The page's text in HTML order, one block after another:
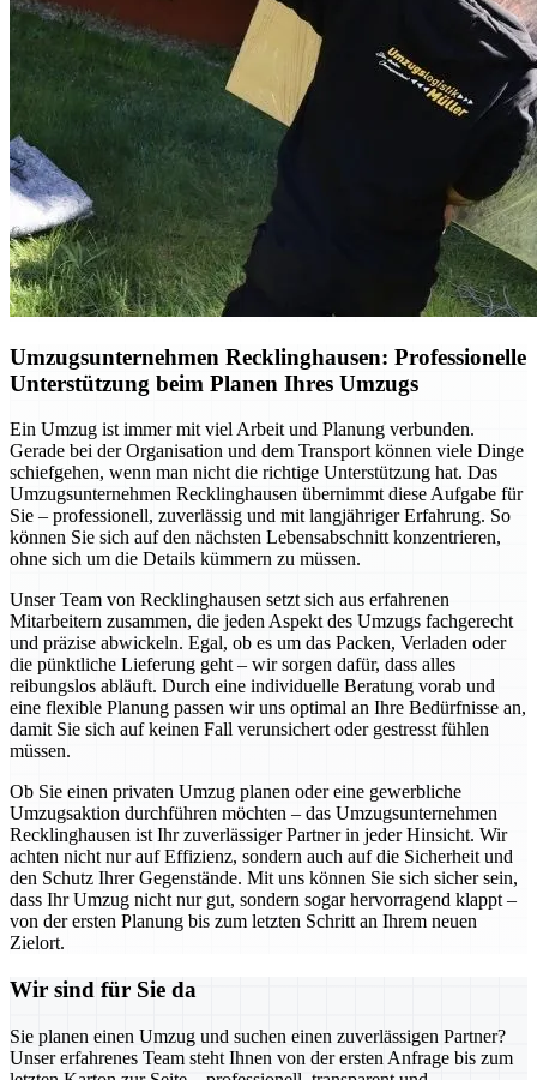
Umzugsunternehmen Recklinghausen: Professionelle
Unterstützung beim Planen Ihres Umzugs
Ein Umzug ist immer mit viel Arbeit und Planung verbunden.
Gerade bei der Organisation und dem Transport können viele Dinge
schiefgehen, wenn man nicht die richtige Unterstützung hat. Das
Umzugsunternehmen Recklinghausen übernimmt diese Aufgabe für
Sie – professionell, zuverlässig und mit langjähriger Erfahrung. So
können Sie sich auf den nächsten Lebensabschnitt konzentrieren,
ohne sich um die Details kümmern zu müssen.
Unser Team von Recklinghausen setzt sich aus erfahrenen
Mitarbeitern zusammen, die jeden Aspekt des Umzugs fachgerecht
und präzise abwickeln. Egal, ob es um das Packen, Verladen oder
die pünktliche Lieferung geht – wir sorgen dafür, dass alles
reibungslos abläuft. Durch eine individuelle Beratung vorab und
eine flexible Planung passen wir uns optimal an Ihre Bedürfnisse an,
damit Sie sich auf keinen Fall verunsichert oder gestresst fühlen
müssen.
Ob Sie einen privaten Umzug planen oder eine gewerbliche
Umzugsaktion durchführen möchten – das Umzugsunternehmen
Recklinghausen ist Ihr zuverlässiger Partner in jeder Hinsicht. Wir
achten nicht nur auf Effizienz, sondern auch auf die Sicherheit und
den Schutz Ihrer Gegenstände. Mit uns können Sie sich sicher sein,
dass Ihr Umzug nicht nur gut, sondern sogar hervorragend klappt –
von der ersten Planung bis zum letzten Schritt an Ihrem neuen
Zielort.
Wir sind für Sie da
Sie planen einen Umzug und suchen einen zuverlässigen Partner?
Unser erfahrenes Team steht Ihnen von der ersten Anfrage bis zum